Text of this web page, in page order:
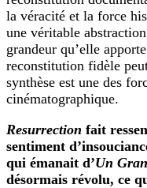
la véracité et la force
une véritable
grandeur qu’elle
reconstitution fidèle
synthèse est une des
cinématographique.
Resurrection fait
sentiment
qui émanait d’Un
désormais révolu, ce